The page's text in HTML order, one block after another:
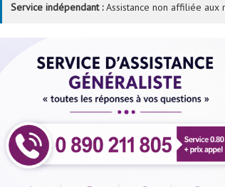
Service indépendant :Assistance non affiliée aux